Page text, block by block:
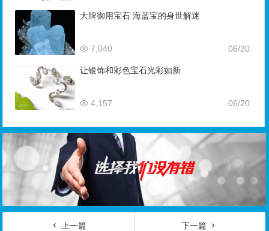
大牌御用宝石 海蓝宝的身世解迷
06/20
7,040
让银饰和彩色宝石光彩如新
06/20
4,157
上一篇
下一篇